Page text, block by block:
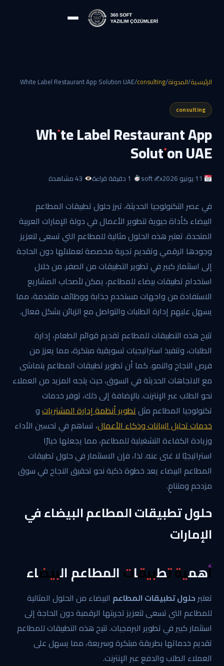
الرئيسية/المدونة/
consulting
/
White Label Restaurant App Solution UAE
consulting
White Label Restaurant App
Solution UAE
11 يونيو 2026 ✍️ soft
في عصر التكنولوجيا الحديثة، تبرز حلول تطبيقات المطاعم
البيضاء كأداة حيوية لتطوير الأعمال في دولة الإمارات العربية
المتحدة. تعتبر هذه الحلول مثالية للمطاعم التي تسعى لتعزيز
وجودها الرقمي وتقديم تجربة مخصصة لعملائها دون الحاجة
إلى استثمار كبير في تطوير التطبيقات من الصفر. من خلال
استخدام تطبيقات بيضاء للمطاعم، يمكن لأصحاب المشاريع
الاستفادة من واجهات مستخدم جذابة ووظائف متقدمة، مما
يسهل عليهم إدارة الطلبات والتواصل مع الزبائن بشكل فعال.
تتيح هذه التطبيقات للمطاعم تقديم قوائم الطعام، إدارة
الطلبات، وتنفيذ استراتيجيات تسويقية مبتكرة، مما يعزز من
فرص النجاح والنمو. كما أن تطوير تطبيقات المطاعم يتماشى
مع الاتجاهات الحديثة في السوق، حيث يتجه المزيد من العملاء
نحو الطلب عبر الإنترنت. بالإضافة إلى ذلك، توفر خدمات
تكنولوجيا المطاعم مثلتطوير أنظمة إدارة المشترياتو
خدمات تحليل البيانات وذكاء الأعمال، تساهم في تحسين الأداء
وزيادة الكفاءة التشغيلية للمطاعم، مما يجعلها خيارًا
استراتيجيًا لا غنى عنه. لذا، فإن الاستثمار في حلول تطبيقات
المطاعم البيضاء يعد خطوة ذكية نحو تحقيق النجاح في سوق
مزدحم ومتنامٍ.
حلول تطبيقات المطاعم البيضاء في
الإمارات
أهمية تطبيقات المطاعم البيضاء
تعتبرحلول تطبيقات المطاعم البيضاء من الحلول المثالية
للمطاعم التي تسعى لتعزيز تجربتها الرقمية دون الحاجة إلى
استثمار كبير في تطوير البرمجيات. تتيح هذه التطبيقات للمطاعم
تقديم خدماتها بطريقة مبتكرة وسريعة، مما يسهل على
العملاء الطلب والدفع عبر الإنترنت.